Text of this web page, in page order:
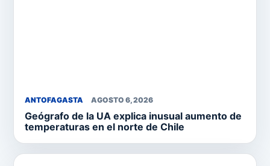
ANTOFAGASTA AGOSTO 6, 2026
Geógrafo de la UA explica inusual aumento de
temperaturas en el norte de Chile